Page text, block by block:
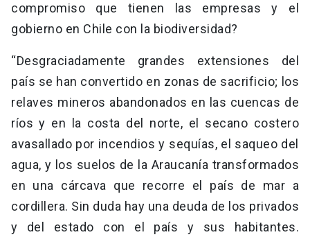
compromiso que tienen las empresas y el
gobierno en Chile con la biodiversidad?
“Desgraciadamente grandes extensiones del
país se han convertido en zonas de sacrificio; los
relaves mineros abandonados en las cuencas de
ríos y en la costa del norte, el secano costero
avasallado por incendios y sequías, el saqueo del
agua, y los suelos de la Araucanía transformados
en una cárcava que recorre el país de mar a
cordillera. Sin duda hay una deuda de los privados
y del estado con el país y sus habitantes.